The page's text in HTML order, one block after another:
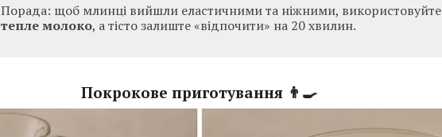
Порада: щоб млинці вийшли еластичними та ніжними, використовуйте
тепле молоко, а тісто залиште «відпочити» на 20 хвилин.
Покрокове приготування 👨‍🍳